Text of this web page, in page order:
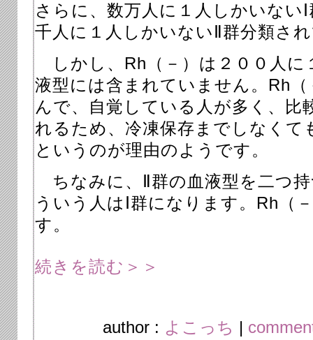
さらに、数万人に１人しかいない
千人に１人しかいないⅡ群分類さ
しかし、Rh（－）は２００人に
液型には含まれていません。Rh
んで、自覚している人が多く、比
れるため、冷凍保存までしなくて
というのが理由のようです。
ちなみに、Ⅱ群の血液型を二つ
ういう人はⅠ群になります。Rh（
す。
続きを読む＞＞
author : よこっち |